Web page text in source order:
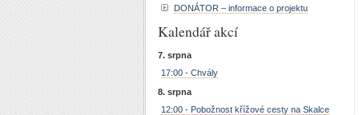
DONÁTOR – informace o projektu
Kalendář akcí
7. srpna
17:00 - Chvály
8. srpna
12:00 - Pobožnost křížové cesty na Skalce